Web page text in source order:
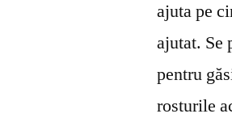
ajuta pe
ajutat. Se
pentru
rosturile